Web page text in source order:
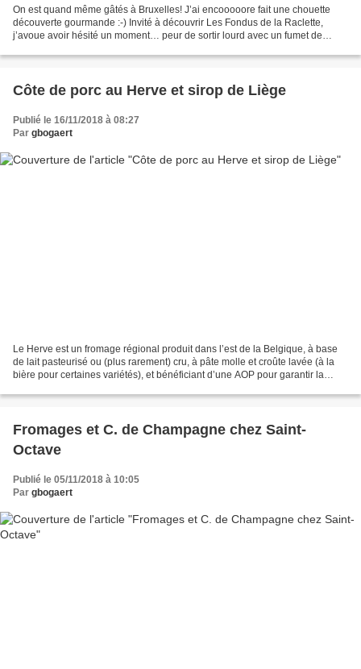
On est quand même gâtés à Bruxelles! J’ai encooooore fait une chouette
découverte gourmande :-) Invité à découvrir Les Fondus de la Raclette,
j’avoue avoir hésité un moment… peur de sortir lourd avec un fumet de
Côte de porc au Herve et sirop de Liège
Publié le 16/11/2018 à 08:27
Par gbogaert
Le Herve est un fromage régional produit dans l’est de la Belgique, à base
de lait pasteurisé ou (plus rarement) cru, à pâte molle et croûte lavée (à la
bière pour certaines variétés), et bénéficiant d’une AOP pour garantir la
Fromages et C. de Champagne chez Saint-
Octave
Publié le 05/11/2018 à 10:05
Par gbogaert